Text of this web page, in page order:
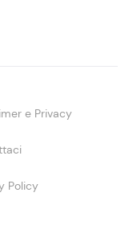
e Privacy
Policy